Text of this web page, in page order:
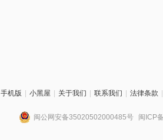
手机版 小黑屋 关于我们 联系我们 法律条款
闽公网安备35020502000485号 闽ICP